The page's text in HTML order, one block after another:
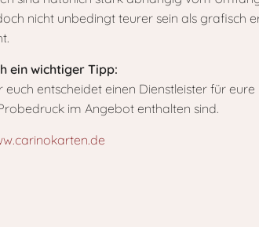
nicht unbedingt teurer sein als grafisch
ein wichtiger Tipp:
euch entscheidet einen Dienstleister für
im Angebot enthalten sind.